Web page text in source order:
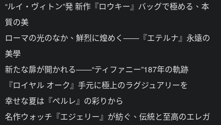
“ルイ・ヴィトン”発 新作『ロウキー』バッグで極める、本
質の美
ローマの光のなか、鮮烈に煌めく――『エテルナ』永遠の
美學
新たな扉が開かれる――“ティファニー”187年の軌跡
『ロイヤル オーク』手元に極上のラグジュアリーを
幸せな夏は『ぺルレ』の彩りから
名作ウォッチ『エジェリー』が紡ぐ、伝統と至高のエレガ